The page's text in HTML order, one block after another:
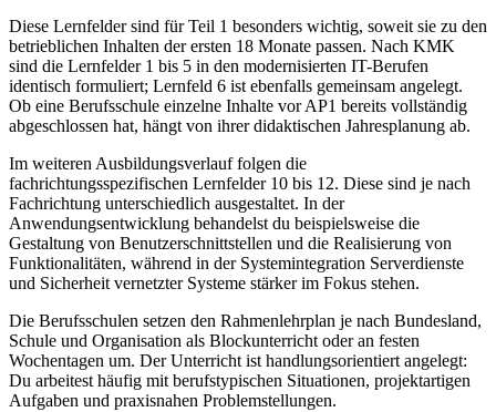
Diese Lernfelder sind für Teil 1 besonders wichtig, soweit sie zu den
betrieblichen Inhalten der ersten 18 Monate passen. Nach KMK
sind die Lernfelder 1 bis 5 in den modernisierten IT-Berufen
identisch formuliert; Lernfeld 6 ist ebenfalls gemeinsam angelegt.
Ob eine Berufsschule einzelne Inhalte vor AP1 bereits vollständig
abgeschlossen hat, hängt von ihrer didaktischen Jahresplanung ab.
Im weiteren Ausbildungsverlauf folgen die
fachrichtungsspezifischen Lernfelder 10 bis 12. Diese sind je nach
Fachrichtung unterschiedlich ausgestaltet. In der
Anwendungsentwicklung behandelst du beispielsweise die
Gestaltung von Benutzerschnittstellen und die Realisierung von
Funktionalitäten, während in der Systemintegration Serverdienste
und Sicherheit vernetzter Systeme stärker im Fokus stehen.
Die Berufsschulen setzen den Rahmenlehrplan je nach Bundesland,
Schule und Organisation als Blockunterricht oder an festen
Wochentagen um. Der Unterricht ist handlungsorientiert angelegt:
Du arbeitest häufig mit berufstypischen Situationen, projektartigen
Aufgaben und praxisnahen Problemstellungen.